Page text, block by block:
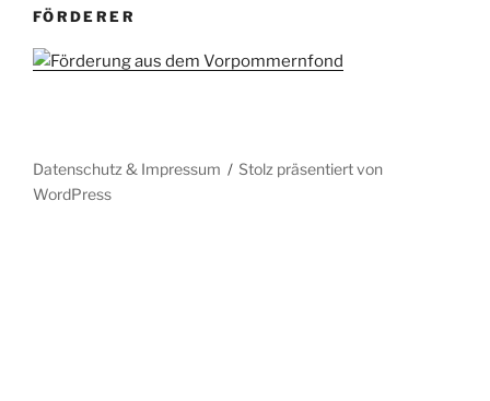
FÖRDERER
Datenschutz & Impressum
Stolz präsentiert von
WordPress